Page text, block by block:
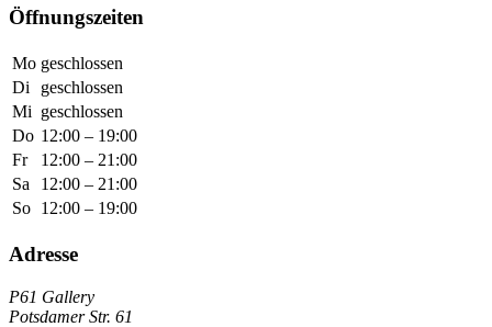
Öffnungszeiten
Mo geschlossen
Di
geschlossen
Mi geschlossen
Do 12:00 – 19:00
Fr
12:00 – 21:00
Sa
12:00 – 21:00
So 12:00 – 19:00
Adresse
P61 Gallery
Potsdamer Str. 61